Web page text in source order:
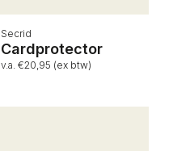
Secrid
Cardprotector
v.a. €20,95 (ex btw)